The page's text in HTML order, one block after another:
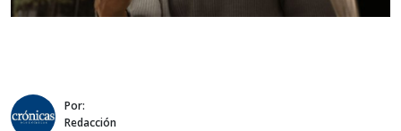
Por:
Redacción